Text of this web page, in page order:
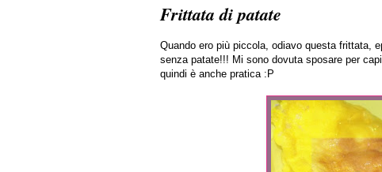
Frittata di patate
Quando ero più piccola, odiavo questa frittata,
senza patate!!! Mi sono dovuta sposare per
quindi è anche pratica :P